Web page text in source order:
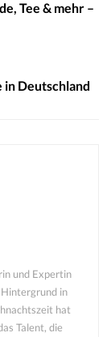
Tee & mehr –
Deutschland
und Expertin
in
hat
Talent, die